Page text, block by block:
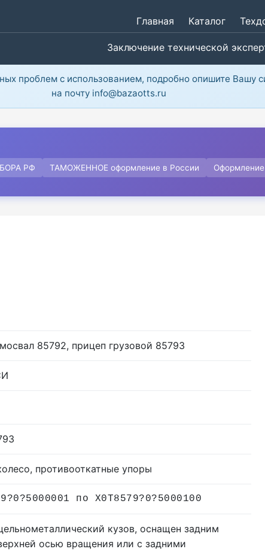
Главная Каталог
Заключение технической
проблем с использованием, подробно опишите Вашу
на почту info@bazaotts.ru
РФ ТАМОЖЕННОЕ оформление в России
85792, прицеп грузовой 85793
противооткатные упоры
по X0T8579?0?5000100
кузов, оснащен задним
осью вращения или с задними